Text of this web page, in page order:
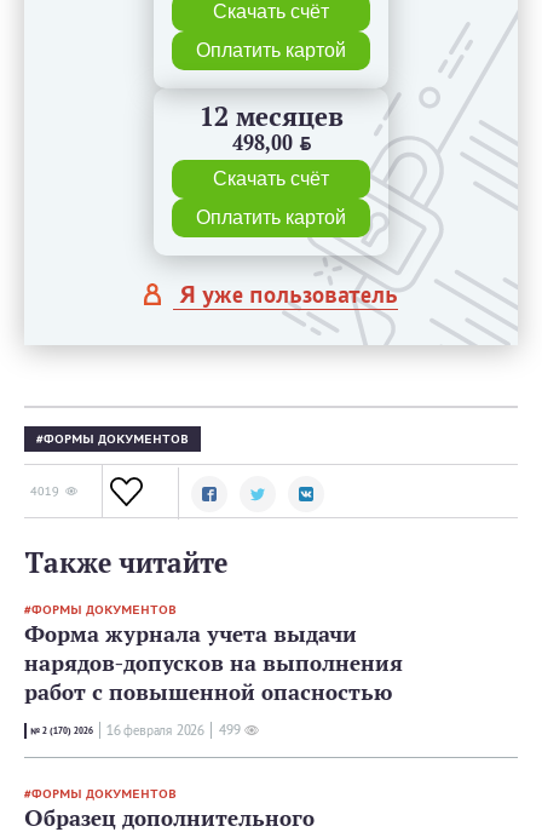
Скачать счёт
Оплатить картой
12 месяцев
498,00 BYN
Скачать счёт
Оплатить картой
Я уже пользователь
ФОРМЫ ДОКУМЕНТОВ
4019
Также читайте
ФОРМЫ ДОКУМЕНТОВ
Форма журнала учета выдачи
нарядов-допусков на выполнения
работ с повышенной опасностью
№ 2 (170) 2026 16 февраля 2026 499
ФОРМЫ ДОКУМЕНТОВ
Образец дополнительного